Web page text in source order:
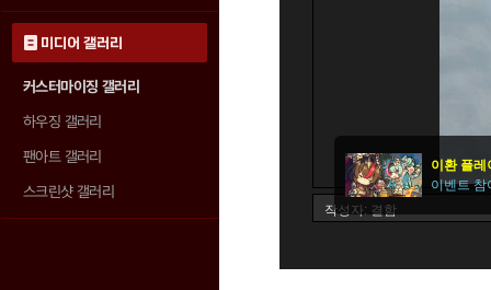
미디어 갤러리
커스터마이징 갤러리
하우징 갤러리
팬아트 갤러리
스크린샷 갤러리